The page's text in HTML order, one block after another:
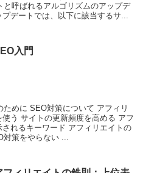
と呼ばれるアルゴリズムのアップデ
デートでは、以下に該当するサ...
入門
めに SEO対策について アフィリ
う サイトの更新頻度を高める アフ
れるキーワード アフィリエイトの
対策をやらない ...